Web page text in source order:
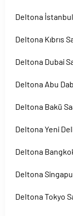
Deltona İstanbul
Deltona Kıbrıs
Deltona Dubai
Deltona Abu
Deltona Bakü
Deltona Yeni
Deltona
Deltona
Deltona Tokyo